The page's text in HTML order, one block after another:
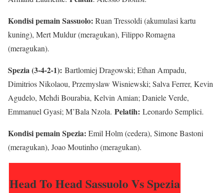
Kondisi pemain Sassuolo: Ruan Tressoldi (akumulasi kartu
kuning), Mert Muldur (meragukan), Filippo Romagna
(meragukan).
Spezia (3-4-2-1): Bartlomiej Dragowski; Ethan Ampadu,
Dimitrios Nikolaou, Przemyslaw Wisniewski; Salva Ferrer, Kevin
Agudelo, Mehdi Bourabia, Kelvin Amian; Daniele Verde,
Emmanuel Gyasi; M’Bala Nzola. Pelatih: Leonardo Semplici.
Kondisi pemain Spezia: Emil Holm (cedera), Simone Bastoni
(meragukan), Joao Moutinho (meragukan).
Head To Head Sassuolo Vs Spezia